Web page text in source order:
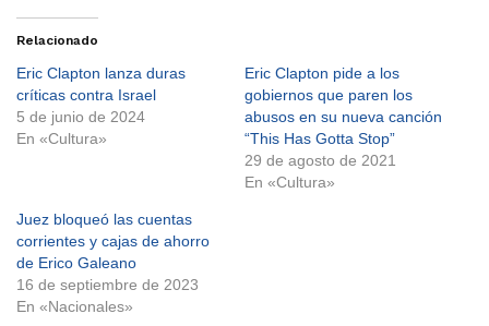
Relacionado
Eric Clapton lanza duras
críticas contra Israel
5 de junio de 2024
En «Cultura»
Eric Clapton pide a los
gobiernos que paren los
abusos en su nueva canción
“This Has Gotta Stop”
29 de agosto de 2021
En «Cultura»
Juez bloqueó las cuentas
corrientes y cajas de ahorro
de Erico Galeano
16 de septiembre de 2023
En «Nacionales»